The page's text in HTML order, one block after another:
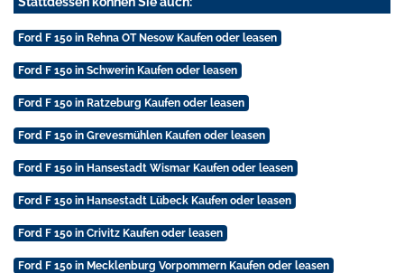
Ford F 150 in Rehna OT Nesow Kaufen oder leasen
Ford F 150 in Schwerin Kaufen oder leasen
Ford F 150 in Ratzeburg Kaufen oder leasen
Ford F 150 in Grevesmühlen Kaufen oder leasen
Ford F 150 in Hansestadt Wismar Kaufen oder leasen
Ford F 150 in Hansestadt Lübeck Kaufen oder leasen
Ford F 150 in Crivitz Kaufen oder leasen
Ford F 150 in Mecklenburg Vorpommern Kaufen oder leasen